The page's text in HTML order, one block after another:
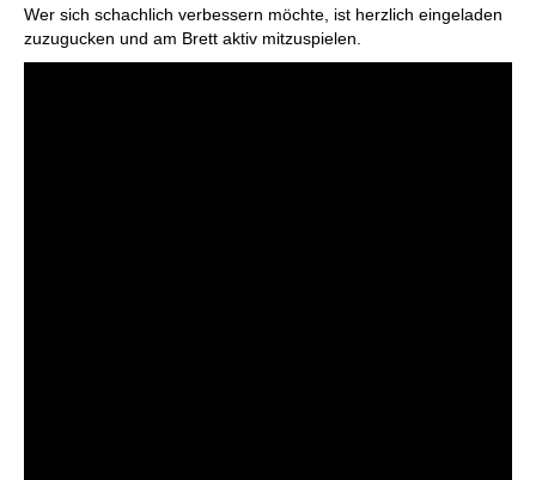
Wer sich schachlich verbessern möchte, ist herzlich eingeladen
zuzugucken und am Brett aktiv mitzuspielen.